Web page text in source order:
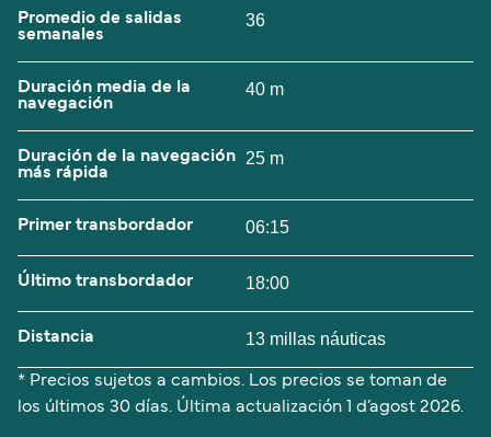
Promedio de salidas
semanales
36
Duración media de la
navegación
40 m
Duración de la navegación
más rápida
25 m
Primer transbordador 06:15
Último transbordador 18:00
Distancia 13 millas náuticas
* Precios sujetos a cambios. Los precios se toman de
los últimos 30 días. Última actualización 1 d’agost 2026.